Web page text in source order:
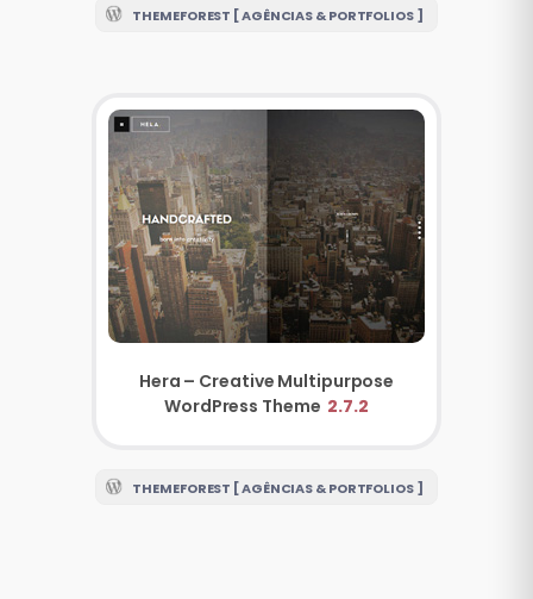
THEMEFOREST [ AGÊNCIAS & PORTFOLIOS ]
Hera – Creative Multipurpose
WordPress Theme 2.7.2
THEMEFOREST [ AGÊNCIAS & PORTFOLIOS ]